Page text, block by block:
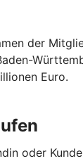
der
Euro.
oder